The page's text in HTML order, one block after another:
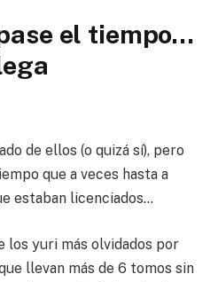
el tiempo…
de ellos (o quizá sí), pero
que a veces hasta a
estaban licenciados…
los yuri más olvidados por
llevan más de 6 tomos sin